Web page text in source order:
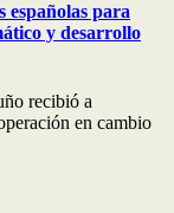
para
y desarrollo
recibió a
en cambio